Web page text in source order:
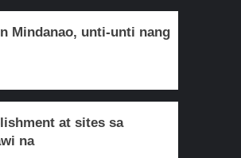
Mindanao, unti-unti nang
at sites sa
na